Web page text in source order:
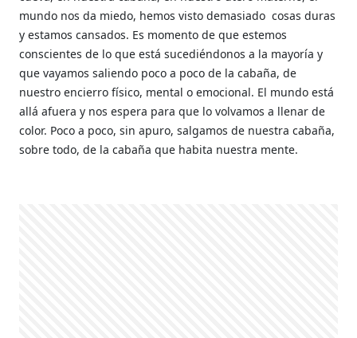
mundo nos da miedo, hemos visto demasiado cosas duras
y estamos cansados. Es momento de que estemos
conscientes de lo que está sucediéndonos a la mayoría y
que vayamos saliendo poco a poco de la cabaña, de
nuestro encierro físico, mental o emocional. El mundo está
allá afuera y nos espera para que lo volvamos a llenar de
color. Poco a poco, sin apuro, salgamos de nuestra cabaña,
sobre todo, de la cabaña que habita nuestra mente.